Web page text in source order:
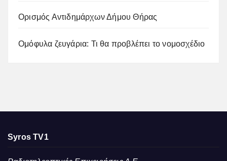
Ορισμός Αντιδημάρχων Δήμου Θήρας
Ομόφυλα ζευγάρια: Τι θα προβλέπει το νομοσχέδιο
Syros TV1